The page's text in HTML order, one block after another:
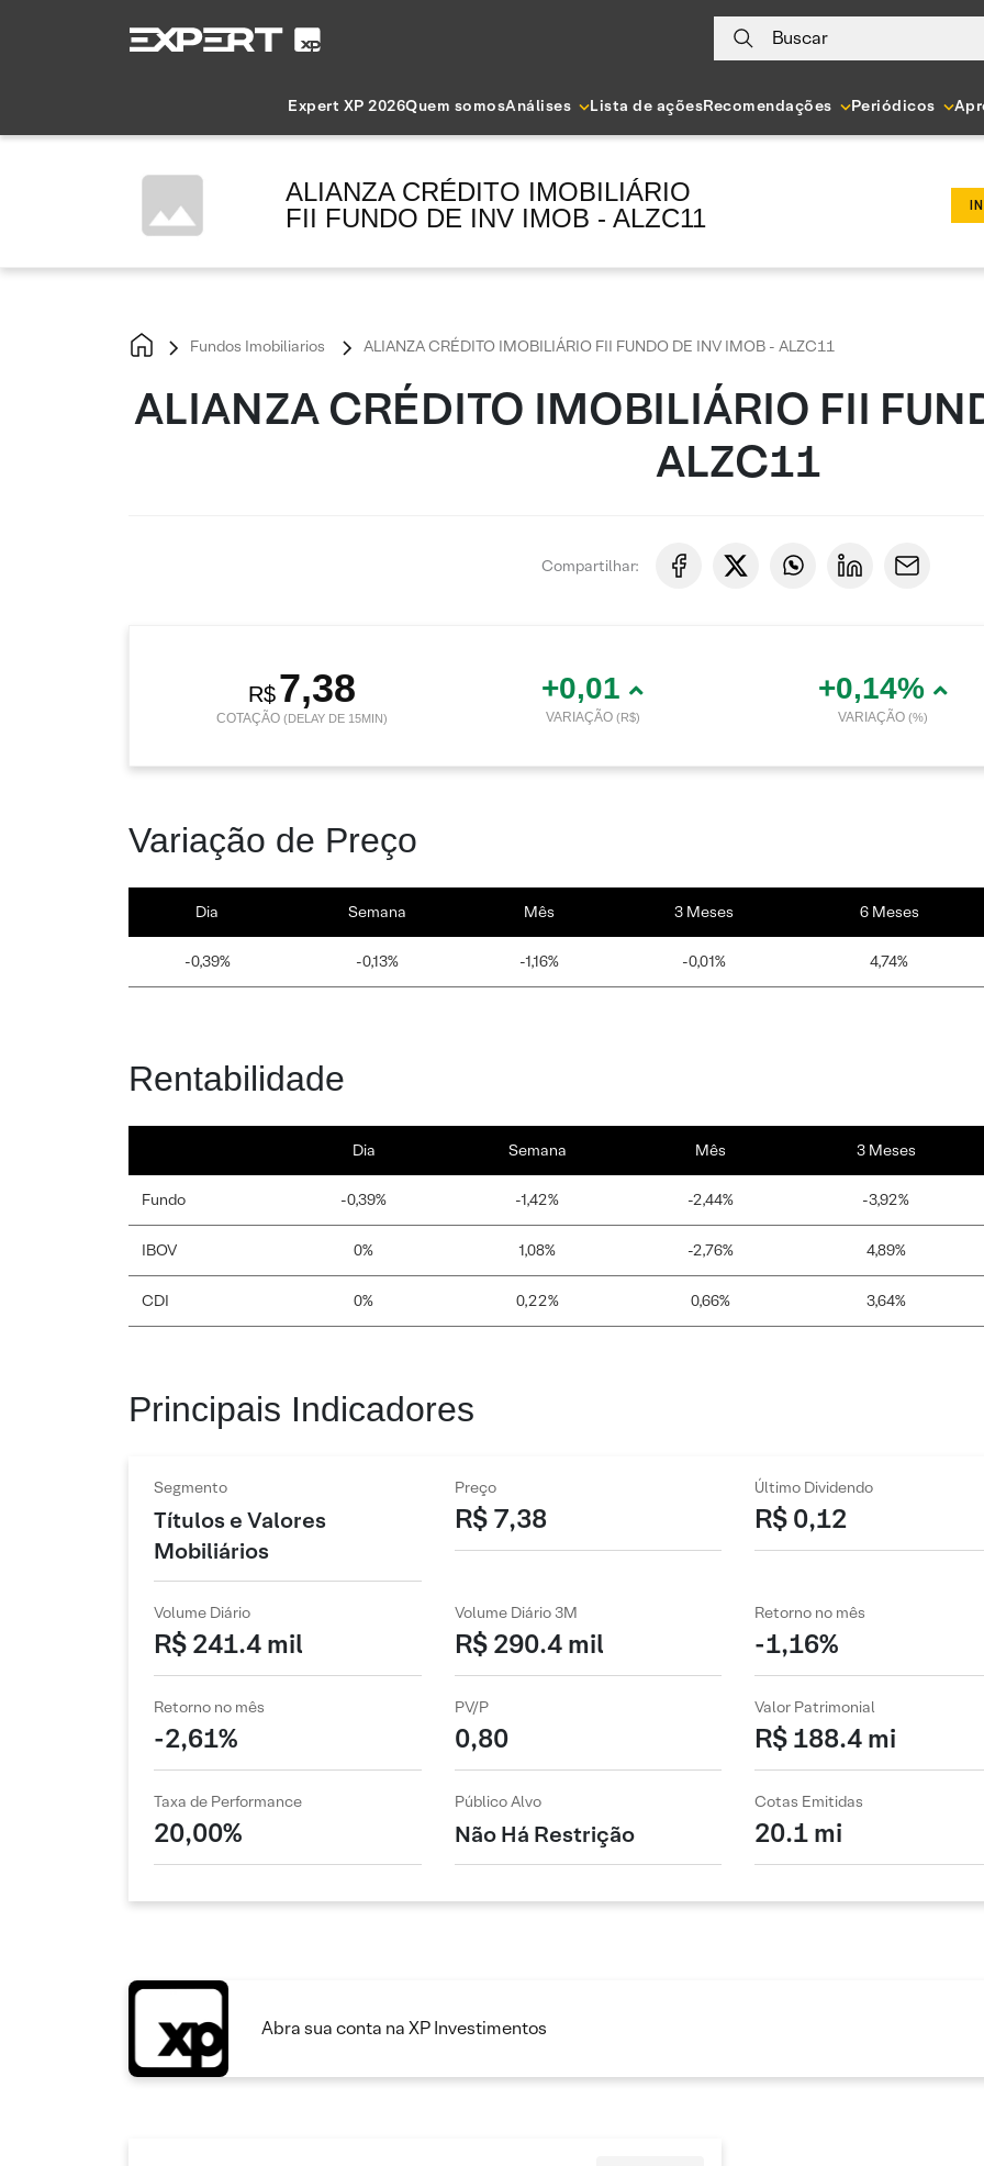
Buscar
Expert XP 2026Quem somosAnálises Lista de açõesRecomendações Periódicos
ALIANZA CRÉDITO IMOBILIÁRIO
FII FUNDO DE INV IMOB - ALZC11
Fundos Imobiliarios ALIANZA CRÉDITO IMOBILIÁRIO FII FUNDO DE INV IMOB - ALZC11
ALIANZA CRÉDITO IMOBILIÁRIO FII
ALZC11
Compartilhar:
R$7,38
COTAÇÃO(DELAY DE 15MIN)
+0,01
VARIAÇÃO (R$)
+0,14%
VARIAÇÃO(%)
Variação de Preço
Dia Semana Mês 3 Meses 6 Meses
-0,39% -0,13% -1,16% -0,01% 4,74%
Rentabilidade
Dia Semana Mês 3 Meses
Fundo -0,39% -1,42% -2,44% -3,92%
IBOV 0% 1,08% -2,76% 4,89%
CDI 0% 0,22% 0,66% 3,64%
Principais Indicadores
Segmento
Títulos e Valores
Mobiliários
Preço
R$ 7,38
Último Dividendo
R$ 0,12
Volume Diário
R$ 241.4 mil
Volume Diário 3M
R$ 290.4 mil
Retorno no mês
-1,16%
Retorno no mês
-2,61%
PV/P
0,80
Valor Patrimonial
R$ 188.4 mi
Taxa de Performance
20,00%
Público Alvo
Não Há Restrição
Cotas Emitidas
20.1 mi
Abra sua conta na XP Investimentos